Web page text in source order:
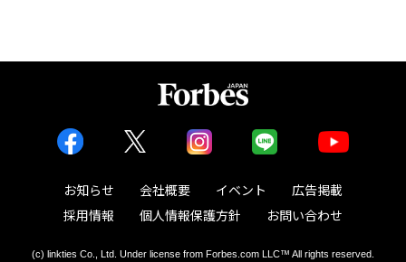
お知らせ 会社概要 イベント
広告掲載
採用情報
個人情報保護方針 お問い合わせ
(c) linkties Co., Ltd. Under license from Forbes.com LLC™ All rights reserved.